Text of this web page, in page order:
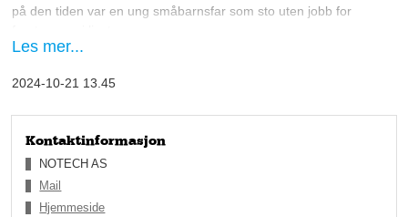
på den tiden var en ung småbarnsfar som sto uten jobb for
gass ektoren fra tidligere
kamerater. Etter noen år fant vi ut at det så bedre ut med et
kortere navn, og vi endret firmanavnet til
Abrahamsen innledningsvis.
Les mer...
2024-10-21 13.45
Kontaktinformasjon
NOTECH AS
Mail
Hjemmeside